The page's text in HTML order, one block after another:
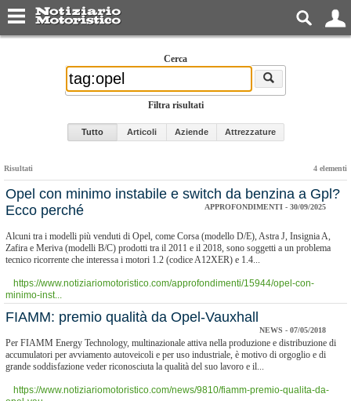
Cerca
Filtra risultati
Tutto Articoli Aziende Attrezzature
Risultati 4 elementi
Opel con minimo instabile e switch da benzina a Gpl?
Ecco perché
APPROFONDIMENTI - 30/09/2025
Alcuni tra i modelli più venduti di Opel, come Corsa (modello D/E), Astra J, Insignia A,
Zafira e Meriva (modelli B/C) prodotti tra il 2011 e il 2018, sono soggetti a un problema
tecnico ricorrente che interessa i motori 1.2 (codice A12XER) e 1.4...
https://www.notiziariomotoristico.com/approfondimenti/15944/opel-con-
minimo-inst...
FIAMM: premio qualità da Opel-Vauxhall
NEWS - 07/05/2018
Per FIAMM Energy Technology, multinazionale attiva nella produzione e distribuzione di
accumulatori per avviamento autoveicoli e per uso industriale, è motivo di orgoglio e di
grande soddisfazione veder riconosciuta la qualità del suo lavoro e il...
https://www.notiziariomotoristico.com/news/9810/fiamm-premio-qualita-da-